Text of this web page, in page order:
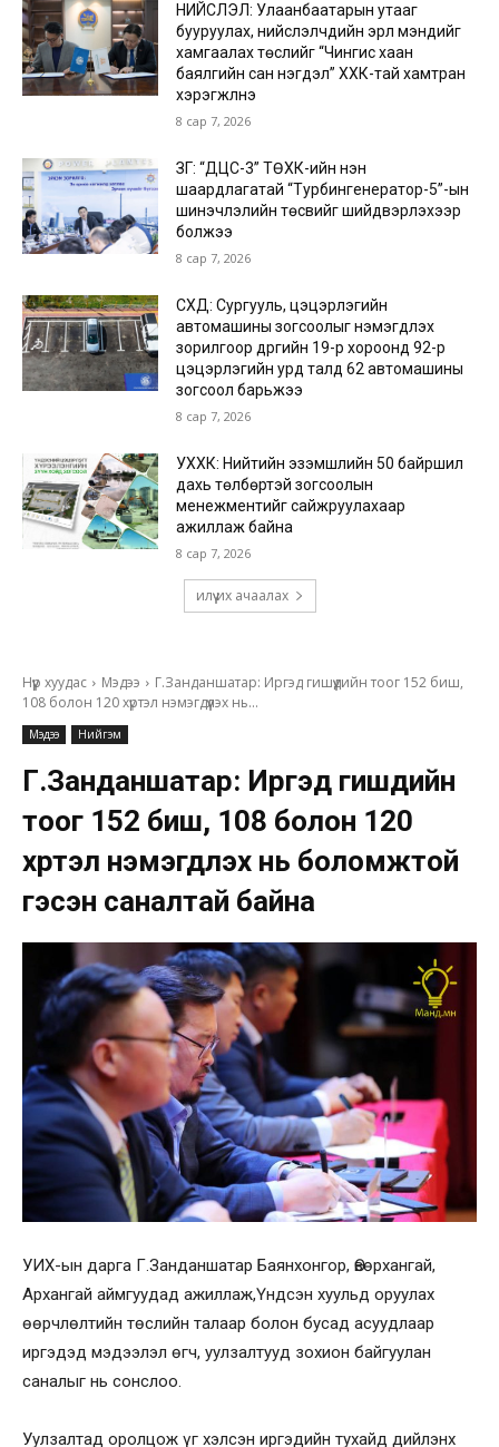
НИЙСЛЭЛ: Улаанбаатарын утааг
бууруулах, нийслэлчүүдийн эрүүл мэндийг
хамгаалах төслийг “Чингис хаан
баялгийн сан нэгдэл” ХХК-тай хамтран
хэрэгжүүлнэ
8 сар 7, 2026
ЗГ: “ДЦС-3” ТӨХК-ийн нэн
шаардлагатай “Турбингенератор-5”-ын
шинэчлэлийн төсвийг шийдвэрлэхээр
болжээ
8 сар 7, 2026
СХД: Сургууль, цэцэрлэгийн
автомашины зогсоолыг нэмэгдүүлэх
зорилгоор дүүргийн 19-р хороонд 92-р
цэцэрлэгийн урд талд 62 автомашины
зогсоол барьжээ
8 сар 7, 2026
УХХК: Нийтийн эзэмшлийн 50 байршил
дахь төлбөртэй зогсоолын
менежментийг сайжруулахаар
ажиллаж байна
8 сар 7, 2026
илүү их ачаалах